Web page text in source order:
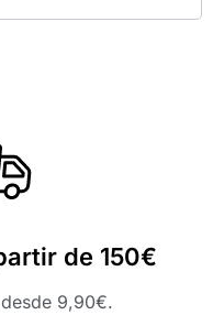
de 150€
9,90€.